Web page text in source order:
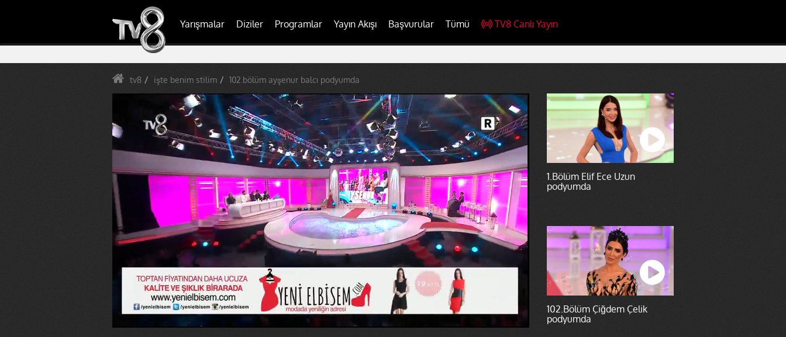
Yarışmalar Diziler Programlar Yayın Akışı Başvurular Tümü TV8 Canlı Yayın
tv8 işte benim stilim 102.bölüm ayşenur balcı podyumda
1.Bölüm Elif Ece Uzun
podyumda
102.Bölüm Çiğdem Çelik
podyumda